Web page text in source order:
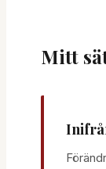
Mitt